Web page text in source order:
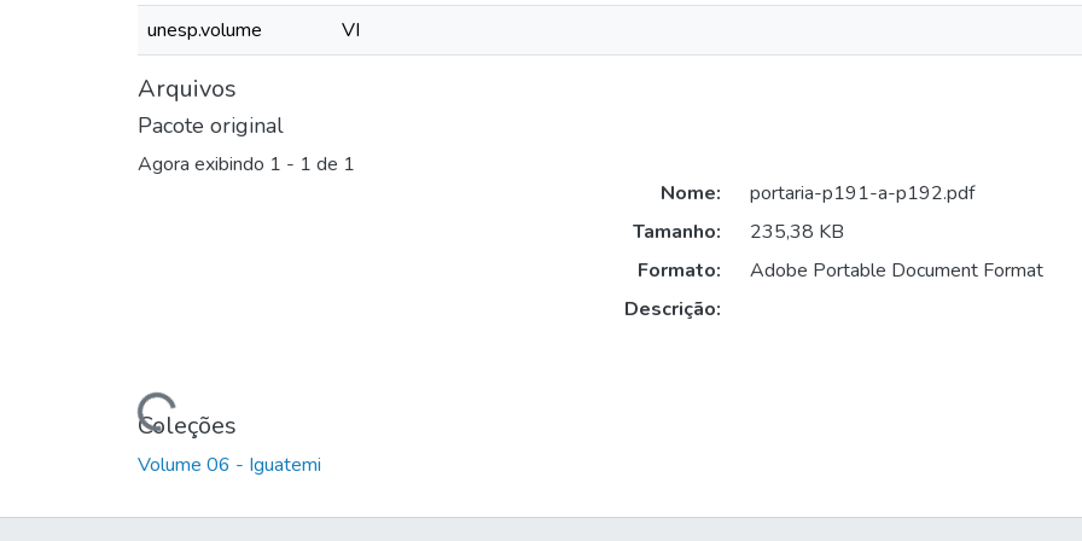
unesp.volume
VI
Arquivos
Pacote original
Agora exibindo 1 - 1 de 1
Carregando...
Nome:
portaria-p191-a-p192.pdf
Tamanho:
235,38 KB
Formato:
Adobe Portable Document Format
Descrição:
Coleções
Volume 06 - Iguatemi